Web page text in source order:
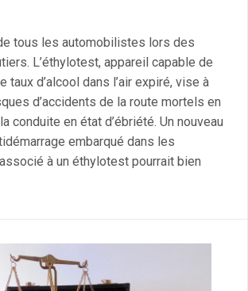
tous les automobilistes lors des
L’éthylotest, appareil capable de
taux d’alcool dans l’air expiré, vise à
d’accidents de la route mortels en
conduite en état d’ébriété. Un nouveau
embarqué dans les
à un éthylotest pourrait bien